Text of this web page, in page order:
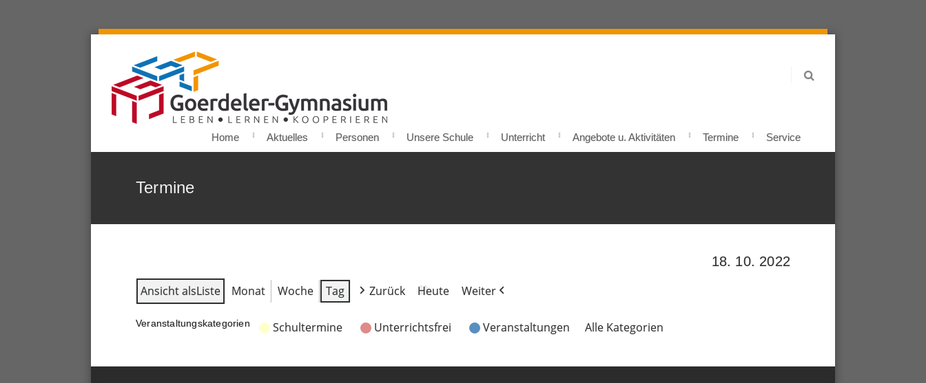
Home Aktuelles Personen Unsere Schule Unterricht Angebote u. Aktivitäten Termine Service
Termine
18. 10. 2022
Ansicht alsListe Monat Woche Tag Zurück Heute Weiter
Veranstaltungskategorien Schultermine Unterrichtsfrei Veranstaltungen Alle Kategorien